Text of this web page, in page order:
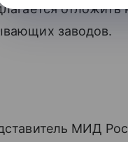
отложить
заводов.
МИД